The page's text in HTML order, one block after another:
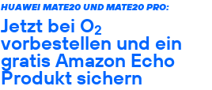
HUAWEI MATE20 UND MATE20 PRO:
Jetzt bei O2
vorbestellen und ein
gratis Amazon Echo
Produkt sichern